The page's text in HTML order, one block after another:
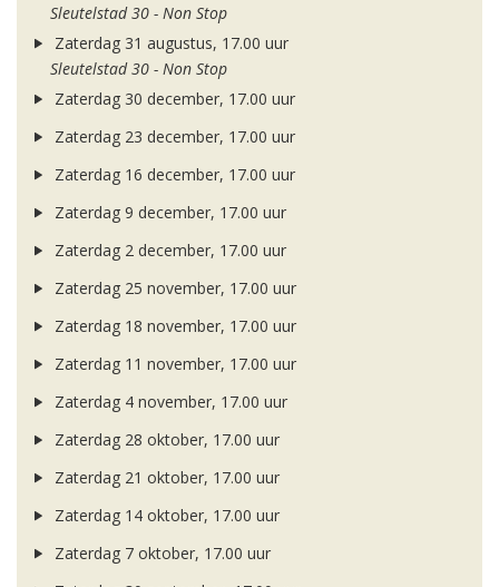
Sleutelstad 30 - Non Stop
Zaterdag 31 augustus, 17.00 uur
Sleutelstad 30 - Non Stop
Zaterdag 30 december, 17.00 uur
Zaterdag 23 december, 17.00 uur
Zaterdag 16 december, 17.00 uur
Zaterdag 9 december, 17.00 uur
Zaterdag 2 december, 17.00 uur
Zaterdag 25 november, 17.00 uur
Zaterdag 18 november, 17.00 uur
Zaterdag 11 november, 17.00 uur
Zaterdag 4 november, 17.00 uur
Zaterdag 28 oktober, 17.00 uur
Zaterdag 21 oktober, 17.00 uur
Zaterdag 14 oktober, 17.00 uur
Zaterdag 7 oktober, 17.00 uur